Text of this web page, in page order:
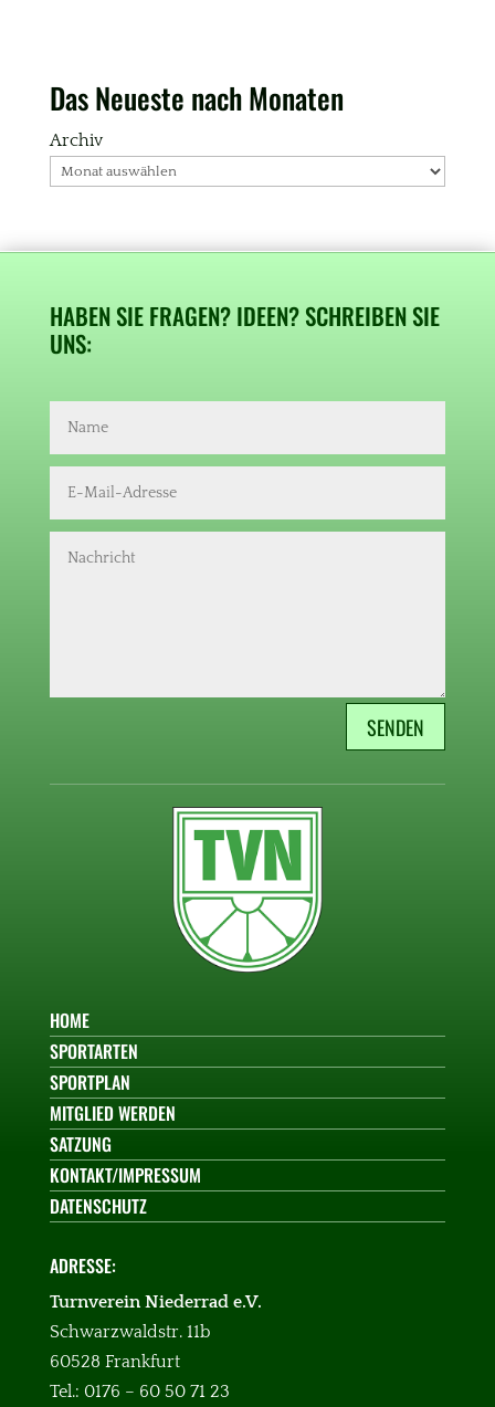
Das Neueste nach Monaten
Archiv
HABEN SIE FRAGEN? IDEEN? SCHREIBEN SIE
UNS:
SENDEN
HOME
SPORTARTEN
SPORTPLAN
MITGLIED WERDEN
SATZUNG
KONTAKT/IMPRESSUM
DATENSCHUTZ
ADRESSE:
Turnverein Niederrad e.V.
Schwarzwaldstr. 11b
60528 Frankfurt
Tel.: 0176 – 60 50 71 23